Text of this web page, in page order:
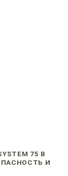
75 В
И